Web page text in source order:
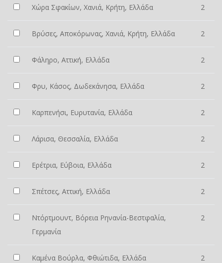
Χώρα Σφακίων, Χανιά, Κρήτη, Ελλάδα 2
Βρύσες, Αποκόρωνας, Χανιά, Κρήτη, Ελλάδα 2
Φάληρο, Αττική, Ελλάδα 2
Φρυ, Κάσος, Δωδεκάνησα, Ελλάδα 2
Καρπενήσι, Ευρυτανία, Ελλάδα 2
Λάρισα, Θεσσαλία, Ελλάδα 2
Ερέτρια, Εύβοια, Ελλάδα 2
Σπέτσες, Αττική, Ελλάδα 2
Ντόρτμουντ, Βόρεια Ρηνανία-Βεστφαλία,
Γερμανία
2
Καμένα Βούρλα, Φθιώτιδα, Ελλάδα 2